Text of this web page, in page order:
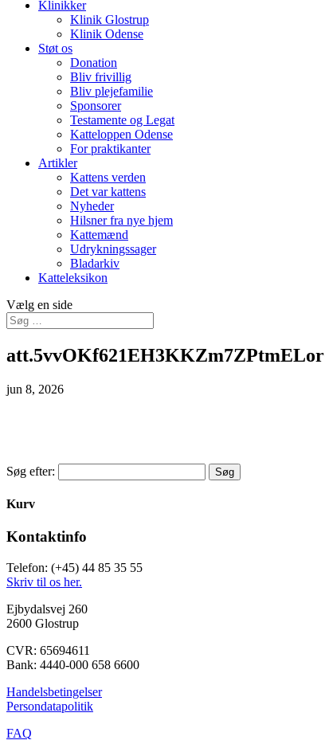
Klinikker
Klinik Glostrup
Klinik Odense
Støt os
Donation
Bliv frivillig
Bliv plejefamilie
Sponsorer
Testamente og Legat
Katteloppen Odense
For praktikanter
Artikler
Kattens verden
Det var kattens
Nyheder
Hilsner fra nye hjem
Kattemænd
Udrykningssager
Bladarkiv
Katteleksikon
Vælg en side
jun 8, 2026
Søg efter:
Kurv
Kontaktinfo
Telefon: (+45) 44 85 35 55
Skriv til os her.
Ejbydalsvej 260
2600 Glostrup
CVR: 65694611
Bank: 4440-000 658 6600
Handelsbetingelser
Persondatapolitik
FAQ